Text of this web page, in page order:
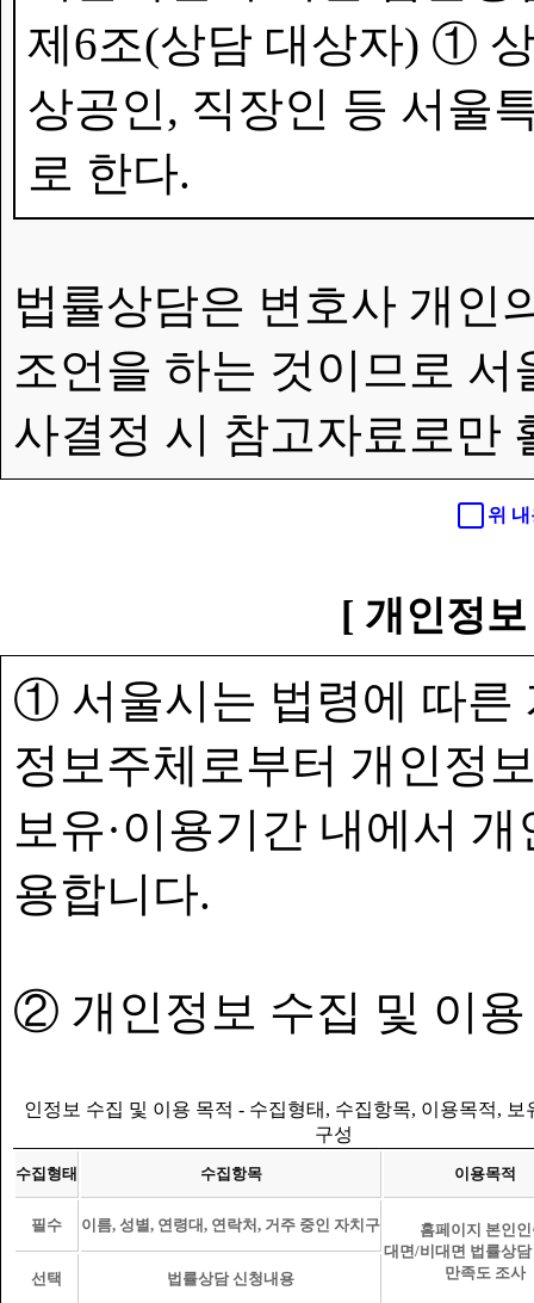
제6조(상담 대상자) ①
상공인, 직장인 등 서울
로 한다.
법률상담은 변호사 개인
조언을 하는 것이므로
사결정 시 참고자료로만
위
[ 개인정
① 서울시는 법령에 따른
정보주체로부터 개인정
보유·이용기간 내에서
용합니다.
② 개인정보 수집 및 이용
인정보 수집 및 이용 목적 - 수집형태, 수집항목, 이용목적, 보
구성
수집형태 수집항목 이용목적
필수 이름, 성별, 연령대, 연락처, 거주 중인 자치구
홈페이지 본인인
대면/비대면 법률상
만족도 조사
선택 법률상담 신청내용